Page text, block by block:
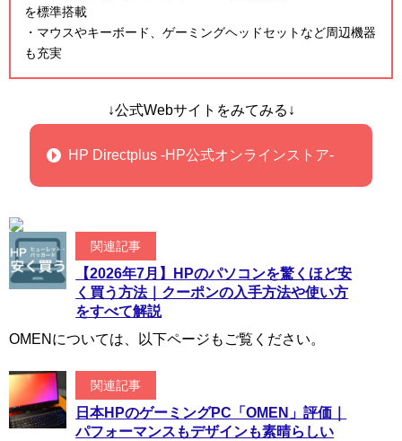
を標準搭載
・マウスやキーボード、ゲーミングヘッドセットなど周辺機器
も充実
↓公式Webサイトをみてみる↓
HP Directplus -HP公式オンラインストア-
関連記事
【2026年7月】HPのパソコンを驚くほど安
く買う方法｜クーポンの入手方法や使い方
をすべて解説
OMENについては、以下ページもご覧ください。
関連記事
日本HPのゲーミングPC「OMEN」評価｜
パフォーマンスもデザインも素晴らしい